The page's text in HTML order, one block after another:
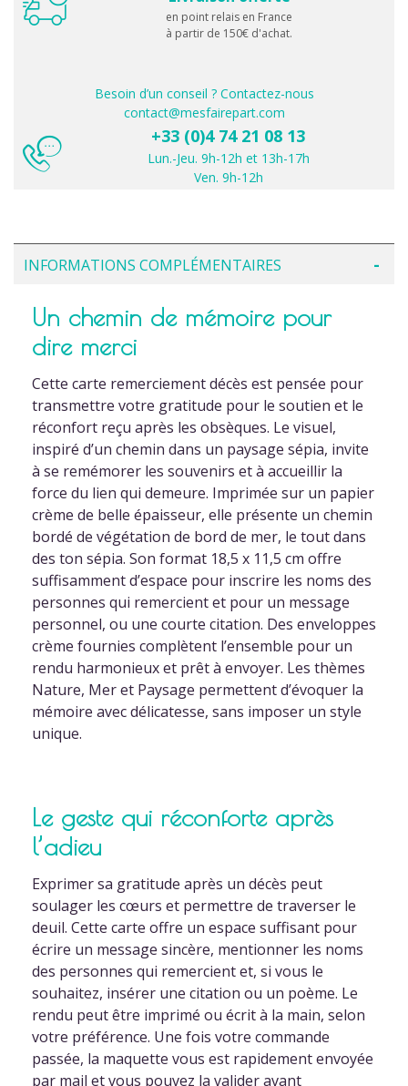
en point relais en France
à partir de 150€ d'achat.
Besoin d’un conseil ? Contactez-nous
contact@mesfairepart.com
+33 (0)4 74 21 08 13
Lun.-Jeu. 9h-12h et 13h-17h
Ven. 9h-12h
INFORMATIONS COMPLÉMENTAIRES
Un chemin de mémoire pour
dire merci
Cette carte remerciement décès est pensée pour
transmettre votre gratitude pour le soutien et le
réconfort reçu après les obsèques. Le visuel,
inspiré d’un chemin dans un paysage sépia, invite
à se remémorer les souvenirs et à accueillir la
force du lien qui demeure. Imprimée sur un papier
crème de belle épaisseur, elle présente un chemin
bordé de végétation de bord de mer, le tout dans
des ton sépia. Son format 18,5 x 11,5 cm offre
suffisamment d’espace pour inscrire les noms des
personnes qui remercient et pour un message
personnel, ou une courte citation. Des enveloppes
crème fournies complètent l’ensemble pour un
rendu harmonieux et prêt à envoyer. Les thèmes
Nature, Mer et Paysage permettent d’évoquer la
mémoire avec délicatesse, sans imposer un style
unique.
Le geste qui réconforte après
l’adieu
Exprimer sa gratitude après un décès peut
soulager les cœurs et permettre de traverser le
deuil. Cette carte offre un espace suffisant pour
écrire un message sincère, mentionner les noms
des personnes qui remercient et, si vous le
souhaitez, insérer une citation ou un poème. Le
rendu peut être imprimé ou écrit à la main, selon
votre préférence. Une fois votre commande
passée, la maquette vous est rapidement envoyée
par mail et vous pouvez la valider avant